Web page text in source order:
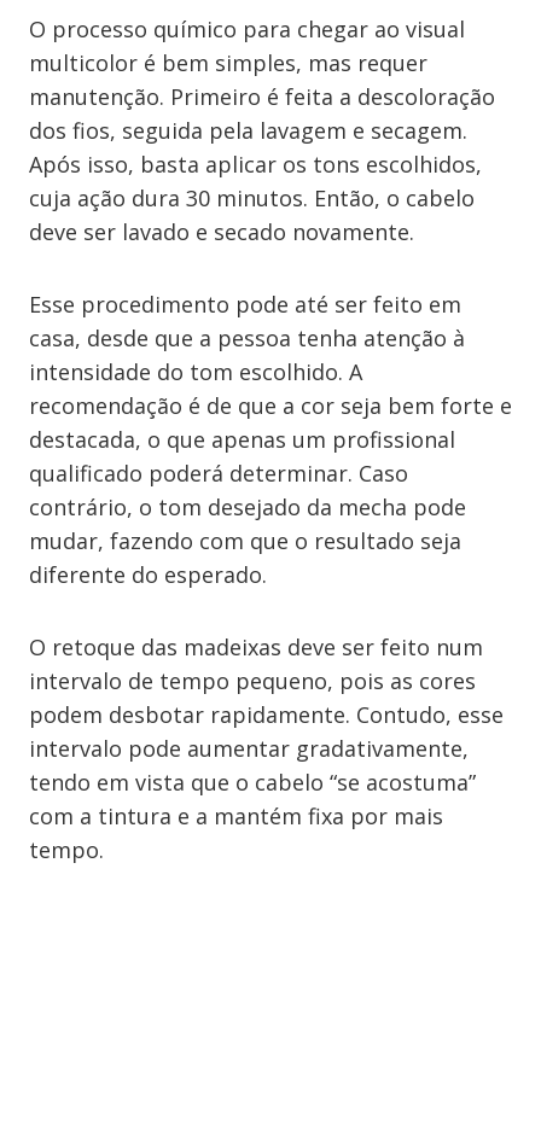
O processo químico para chegar ao visual
multicolor é bem simples, mas requer
manutenção. Primeiro é feita a descoloração
dos fios, seguida pela lavagem e secagem.
Após isso, basta aplicar os tons escolhidos,
cuja ação dura 30 minutos. Então, o cabelo
deve ser lavado e secado novamente.
Esse procedimento pode até ser feito em
casa, desde que a pessoa tenha atenção à
intensidade do tom escolhido. A
recomendação é de que a cor seja bem forte e
destacada, o que apenas um profissional
qualificado poderá determinar. Caso
contrário, o tom desejado da mecha pode
mudar, fazendo com que o resultado seja
diferente do esperado.
O retoque das madeixas deve ser feito num
intervalo de tempo pequeno, pois as cores
podem desbotar rapidamente. Contudo, esse
intervalo pode aumentar gradativamente,
tendo em vista que o cabelo “se acostuma”
com a tintura e a mantém fixa por mais
tempo.